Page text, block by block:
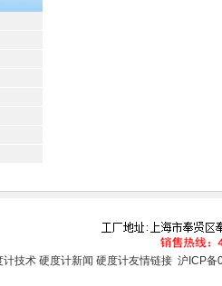
计技术 硬度计新闻 硬度计友情链接 沪ICP备